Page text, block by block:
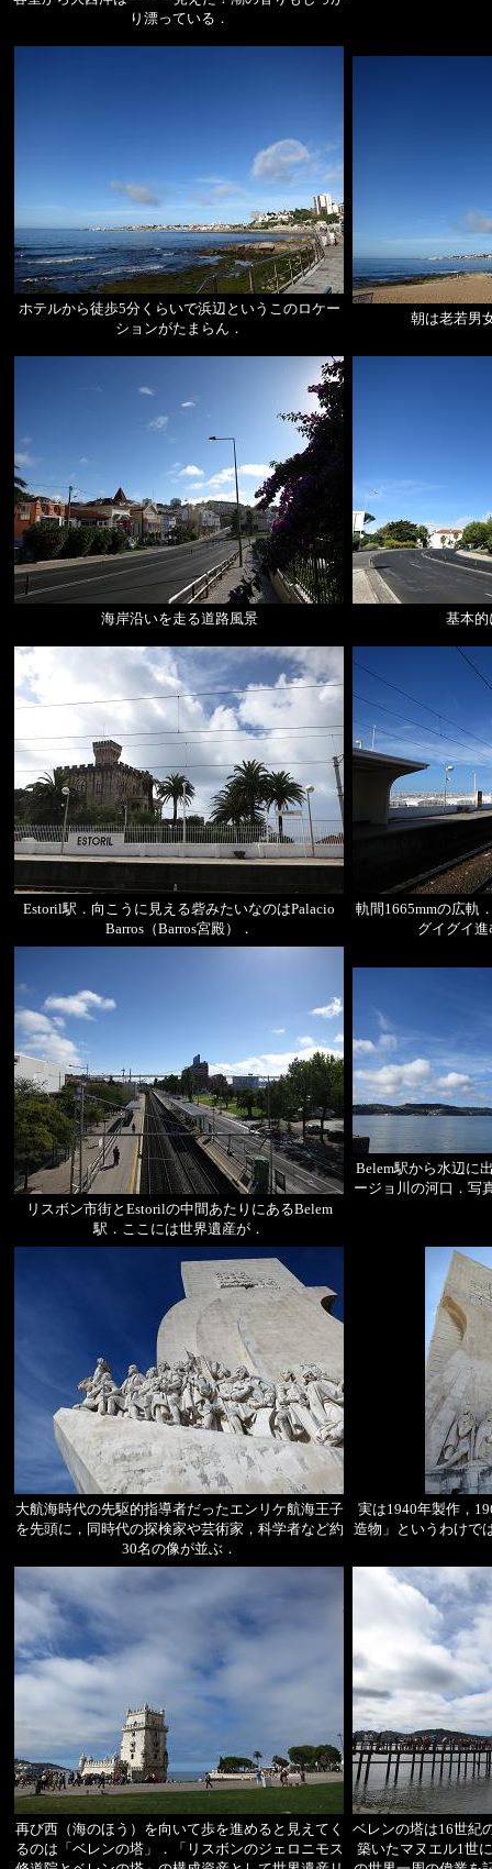
り漂っている．
ホテルから徒歩5分くらいで浜辺というこのロケー
ションがたまらん．
朝は老若男
海岸沿いを走る道路風景 基本的
Estoril駅．向こうに見える砦みたいなのはPalacio
Barros（Barros宮殿）．
軌間1665mmの広軌
グイグイ
リスボン市街とEstorilの中間あたりにあるBelem
駅．ここには世界遺産が．
Belem駅から水辺に
ージョ川の河口．写
大航海時代の先駆的指導者だったエンリケ航海王子
を先頭に，同時代の探検家や芸術家，科学者など約
30名の像が並ぶ．
実は1940年製作，
造物」というわけで
再び西（海のほう）を向いて歩を進めると見えてく
るのは「ベレンの塔」．「リスボンのジェロニモス
ベレンの塔は16世紀
築いたマヌエル1世